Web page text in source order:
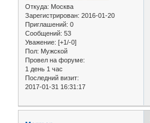
Откуда: Москва
Зарегистрирован: 2016-01-20
Приглашений: 0
Сообщений: 53
Уважение: [+1/-0]
Пол: Мужской
Провел на форуме:
1 день 1 час
Последний визит:
2017-01-31 16:31:17